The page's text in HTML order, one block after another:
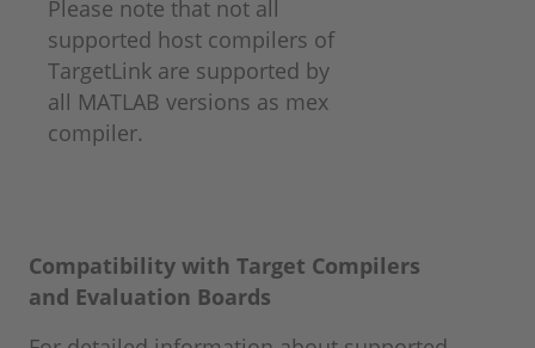
Please note that not all
supported host compilers of
TargetLink are supported by
all MATLAB versions as mex
compiler.
Compatibility with Target Compilers
and Evaluation Boards